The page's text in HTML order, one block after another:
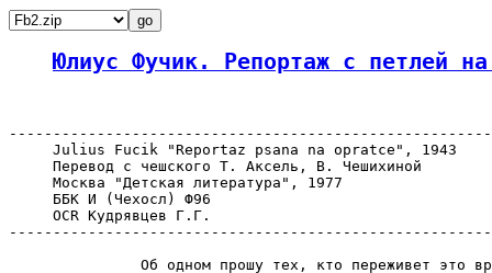
Юлиус Фучик. Репортаж с петлей
     Julius Fucik "Reportaz psana na opratce", 1943
     Перевод с чешского Т. Аксель, В. Чешихиной
     Москва "Детская литература", 1977
     ББК И (Чехосл) Ф96
     OCR Кудрявцев Г.Г.
Об одном прошу тех, кто переживет это